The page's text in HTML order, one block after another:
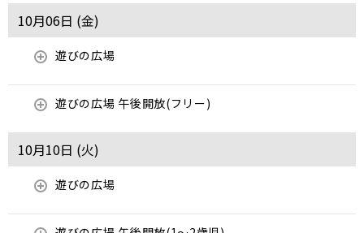
10月06日 (金)
遊びの広場
遊びの広場 午後開放(フリー)
10月10日 (火)
遊びの広場